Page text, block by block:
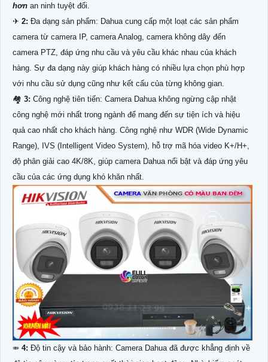
hơn an ninh tuyệt đối.
✈ 2: Đa dạng sản phẩm: Dahua cung cấp một loạt các sản phẩm
camera từ camera IP, camera Analog, camera không dây đến
camera PTZ, đáp ứng nhu cầu và yêu cầu khác nhau của khách
hàng. Sự đa dạng này giúp khách hàng có nhiều lựa chọn phù hợp
với nhu cầu sử dụng cũng như kết cấu của từng không gian.
🏘 3: Công nghệ tiên tiến: Camera Dahua không ngừng cập nhật
công nghệ mới nhất trong ngành để mang đến sự tiện ích và hiệu
quả cao nhất cho khách hàng. Công nghệ như WDR (Wide Dynamic
Range), IVS (Intelligent Video System), hỗ trợ mã hóa video K+/H+,
độ phân giải cao 4K/8K, giúp camera Dahua nổi bật và đáp ứng yêu
cầu của các ứng dụng khó khăn nhất.
⤃ 4: Độ tin cậy và bảo hành: Camera Dahua đã được khẳng định về